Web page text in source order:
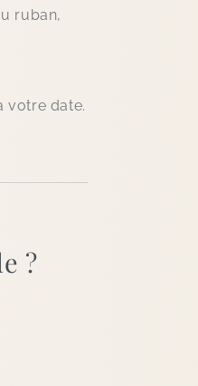
ruban,
votre date.
?